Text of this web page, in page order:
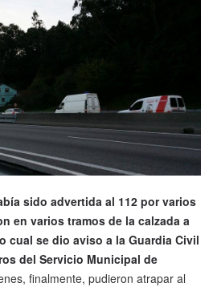
sido advertida al 112 por varios
en varios tramos de la calzada a
cual se dio aviso a la Guardia Civil
del Servicio Municipal de
finalmente, pudieron atrapar al